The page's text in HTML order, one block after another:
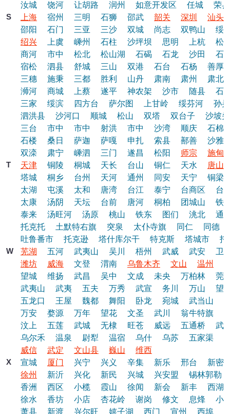
汝城
饶河 让胡路 润州 如意开发区 任城
荣县
S
上海 宿州 三明 石狮 邵武 韶关 深圳
汕头
邵阳
石门 三亚 三沙 双城 尚志 双鸭山
绥
绍兴
上虞 嵊州 石柱 沙坪坝 思明 上杭
松
商河
市中 松北 松山湖 石碣 石龙 沙田
石
宿松
泗县 舒城 三山 双港 石台 石杨
善厚
三穗
施秉 三都 胜利 山丹 肃南 肃州
肃北
浉河
商城 上蔡 遂平 神农架 沙市 随县
石
三家
绥滨 四方台 萨尔图 上甘岭 绥芬河
孙吴
泗洪县
沙河口 顺城 松山 双塔 双台子
沙坡头
三台
市中 市中 射洪 市中 沙湾 顺庆
石棉
石楼
桑日 萨迦 萨嘎 申扎 索县 鄯善
沙雅
双滦
肃宁 嵊泗 三门 遂昌 松阳 师宗
施甸
T
天津 铜陵 桐城 天长 台山 铜仁 天水
唐山
塔城
桐乡 台州 天河 通州 同安 天宁
铜梁
太湖
屯溪 太和 唐湾 台江 泰宁 台商区
台
太康
汤阴 天坛 台前 唐河 桐柏 团城山
铁
泰来
汤旺河 汤原 桃山 铁东 图们 洮北
通
托克托
土默特右旗 突泉 太仆寺旗 同仁
同德
吐鲁番市
托克逊 塔什库尔干 特克斯 塔城市
托
W
芜湖 五河 武夷山 吴川 梧州 武威 武安
卫
潍坊
威海 文登 渭南 乌鲁木齐 文山 温州
望城
维扬 武昌 吴中 文成 未央 万柏林
莞
武夷山
武夷 五夫 万秀 武宣 务川 万山
望
五龙口
王屋 魏都 舞阳 卧龙 宛城 武当山
万安
婺源 万年 望花 文圣 武川 翁牛特旗
汶上
五莲 武城 无棣 旺苍 威远 五通桥
武
乌尔禾
温泉 尉犁 温宿 乌什 乌苏 五家渠
威信
武定 文山县 巍山
维西
X
宣城 厦门 兴宁 兴义 辛集 新乐 邢台
新密
徐州
新沂 兴化 新民 兴城 兴安盟
锡林郭勒
香洲
西区 小榄 霞山 徐闻 新会 新丰
西湖
徐水
香坊 小店 杏花岭 谢岗 修文 息烽
小
萧县
新渡 兴尔旺 嬉子湖 西门 宣州 西埠